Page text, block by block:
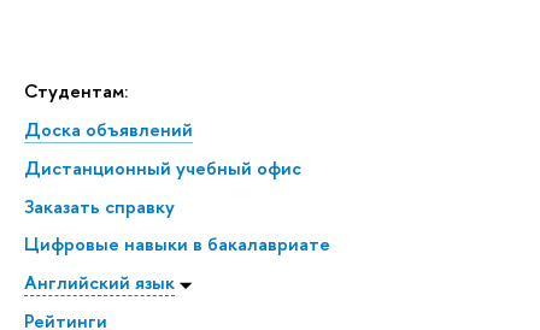
Студентам:
Доска объявлений
Дистанционный учебный офис
Заказать справку
Цифровые навыки в бакалавриате
Английский язык
Рейтинги